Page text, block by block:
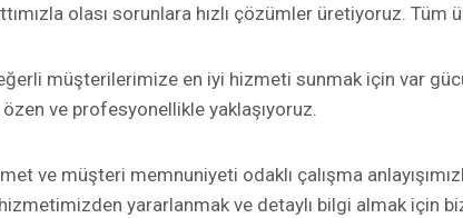
olası sorunlara hızlı çözümler üretiyoruz.
müşterilerimize en iyi hizmeti sunmak için var
ve profesyonellikle yaklaşıyoruz.
ve müşteri memnuniyeti odaklı çalışma
yararlanmak ve detaylı bilgi almak için